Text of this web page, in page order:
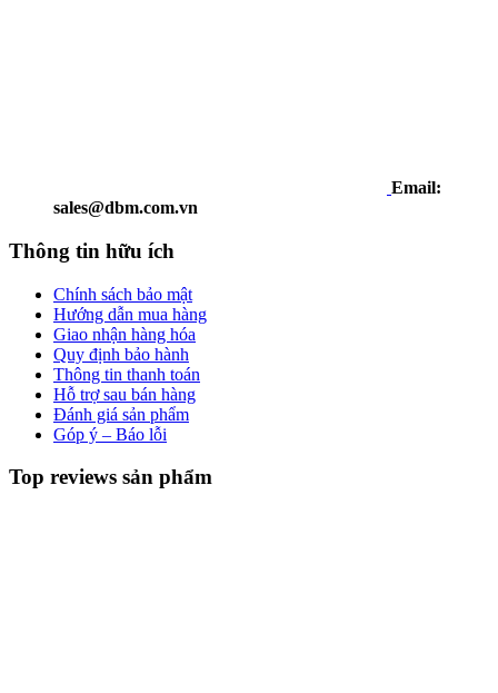
Email:
sales@dbm.com.vn
Thông tin hữu ích
Chính sách bảo mật
Hướng dẫn mua hàng
Giao nhận hàng hóa
Quy định bảo hành
Thông tin thanh toán
Hỗ trợ sau bán hàng
Đánh giá sản phẩm
Góp ý – Báo lỗi
Top reviews sản phẩm